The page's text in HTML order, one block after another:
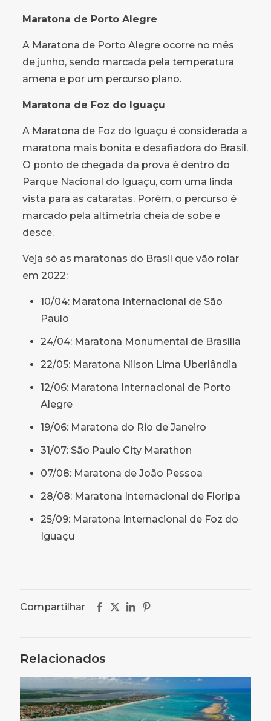
Maratona de Porto Alegre
A Maratona de Porto Alegre ocorre no mês
de junho, sendo marcada pela temperatura
amena e por um percurso plano.
Maratona de Foz do Iguaçu
A Maratona de Foz do Iguaçu é considerada a
maratona mais bonita e desafiadora do Brasil.
O ponto de chegada da prova é dentro do
Parque Nacional do Iguaçu, com uma linda
vista para as cataratas. Porém, o percurso é
marcado pela altimetria cheia de sobe e
desce.
Veja só as maratonas do Brasil que vão rolar
em 2022:
10/04: Maratona Internacional de São
Paulo
24/04: Maratona Monumental de Brasília
22/05: Maratona Nilson Lima Uberlândia
12/06: Maratona Internacional de Porto
Alegre
19/06: Maratona do Rio de Janeiro
31/07: São Paulo City Marathon
07/08: Maratona de João Pessoa
28/08: Maratona Internacional de Floripa
25/09: Maratona Internacional de Foz do
Iguaçu
Compartilhar
Relacionados